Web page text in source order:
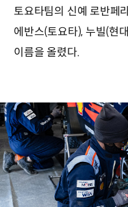
토요타팀의 신예 로반페
에반스(토요타), 누빌(현
이름을 올렸다.